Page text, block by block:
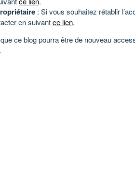
: Si vous souhaitez rétablir
en suivantce lien.
ce blog pourra être de nouveau